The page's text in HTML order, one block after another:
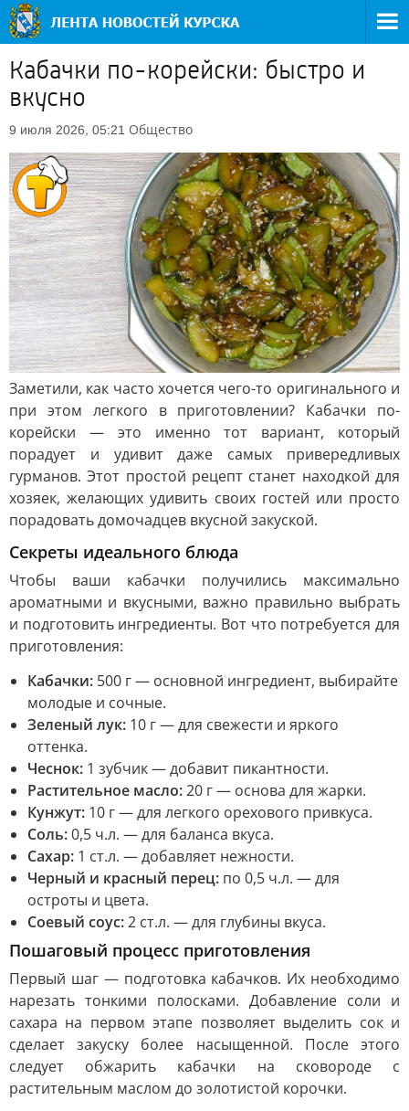
Кабачки по-корейски: быстро и
вкусно
9 июля 2026, 05:21 Общество
Заметили, как часто хочется чего-то оригинального и
при этом легкого в приготовлении? Кабачки по-
корейски — это именно тот вариант, который
порадует и удивит даже самых привередливых
гурманов. Этот простой рецепт станет находкой для
хозяек, желающих удивить своих гостей или просто
порадовать домочадцев вкусной закуской.
Секреты идеального блюда
Чтобы ваши кабачки получились максимально
ароматными и вкусными, важно правильно выбрать
и подготовить ингредиенты. Вот что потребуется для
приготовления:
Кабачки: 500 г — основной ингредиент, выбирайте
молодые и сочные.
Зеленый лук: 10 г — для свежести и яркого
оттенка.
Чеснок: 1 зубчик — добавит пикантности.
Растительное масло:20 г — основа для жарки.
Кунжут: 10 г — для легкого орехового привкуса.
Соль:0,5 ч.л. — для баланса вкуса.
Сахар: 1 ст.л. — добавляет нежности.
Черный и красный перец: по 0,5 ч.л. — для
остроты и цвета.
Соевый соус:2 ст.л. — для глубины вкуса.
Пошаговый процесс приготовления
Первый шаг — подготовка кабачков. Их необходимо
нарезать тонкими полосками. Добавление соли и
сахара на первом этапе позволяет выделить сок и
сделает закуску более насыщенной. После этого
следует обжарить кабачки на сковороде с
растительным маслом до золотистой корочки.